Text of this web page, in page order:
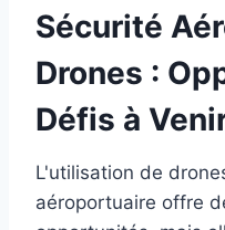
Sécurité
Drones :
Défis à
L'utilisation de
aéroportuaire offre